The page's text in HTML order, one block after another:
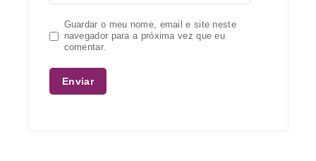
Guardar o meu nome, email e site neste
navegador para a próxima vez que eu
comentar.